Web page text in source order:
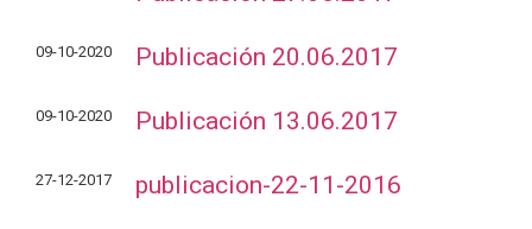
09-10-2020 Publicación 20.06.2017
09-10-2020 Publicación 13.06.2017
27-12-2017 publicacion-22-11-2016